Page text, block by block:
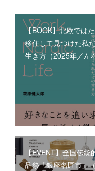
【BOOK】北欧では
移住して見つけた私
生き方（2025年／左
【EVENT】全国伝統
品祭「銀座名匠市」